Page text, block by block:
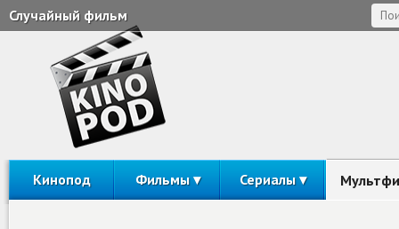
Случайный фильм
Кинопод Фильмы Сериалы